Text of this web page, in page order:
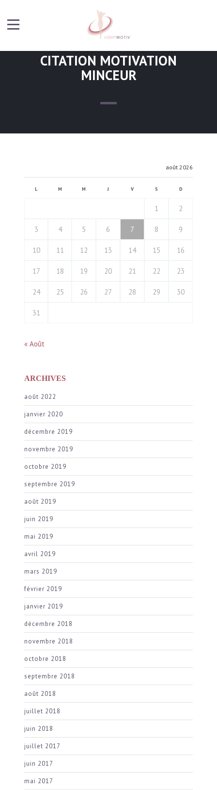
CITATION MOTIVATION
MINCEUR
août 2026
L M M J V S D
1 2
3 4 5 6 7 8 9
10 11 12 13 14 15 16
17 18 19 20 21 22 23
24 25 26 27 28 29 30
31
« Août
ARCHIVES
août 2022
janvier 2020
décembre 2019
novembre 2019
octobre 2019
septembre 2019
août 2019
juin 2019
mai 2019
avril 2019
mars 2019
février 2019
janvier 2019
décembre 2018
novembre 2018
octobre 2018
septembre 2018
août 2018
juillet 2018
juin 2018
juillet 2017
juin 2017
mai 2017